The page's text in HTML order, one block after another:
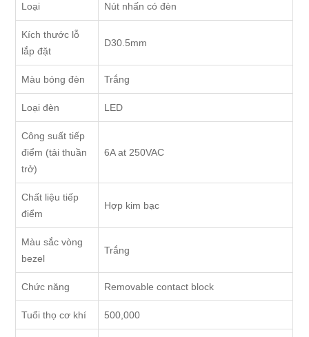
Loại Nút nhấn có đèn
Kích thước lỗ
lắp đặt
D30.5mm
Màu bóng đèn Trắng
Loại đèn LED
Công suất tiếp
điểm (tải thuần
trở)
6A at 250VAC
Chất liệu tiếp
điểm
Hợp kim bạc
Màu sắc vòng
bezel
Trắng
Chức năng Removable contact block
Tuổi thọ cơ khí 500,000